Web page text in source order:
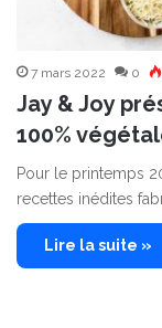
7 mars 2022 0
Jay & Joy
100%
Pour le printemps
recettes inédites
Lire la suite »